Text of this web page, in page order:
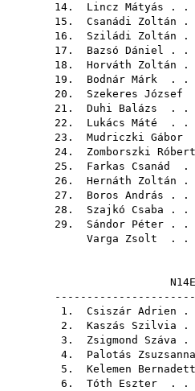
14. Lincz Mátyás . .
15. Csanádi Zoltán .
16. Sziládi Zoltán .
17. Bazsó Dániel . .
18. Horváth Zoltán .
19. Bodnár Márk . .
20. Szekeres József
21. Duhi Balázs . .
22. Lukács Máté . .
23. Mudriczki Gábor
24. Zomborszki Róbert
25. Farkas Csanád .
26. Hernáth Zoltán .
27. Boros András . .
28. Szajkó Csaba . .
29. Sándor Péter . .
Varga Zsolt . .
1. Csiszár Adrien .
2. Kaszás Szilvia .
3. Zsigmond Száva .
4. Palotás Zsuzsanna
5. Kelemen Bernadett
6. Tóth Eszter . .